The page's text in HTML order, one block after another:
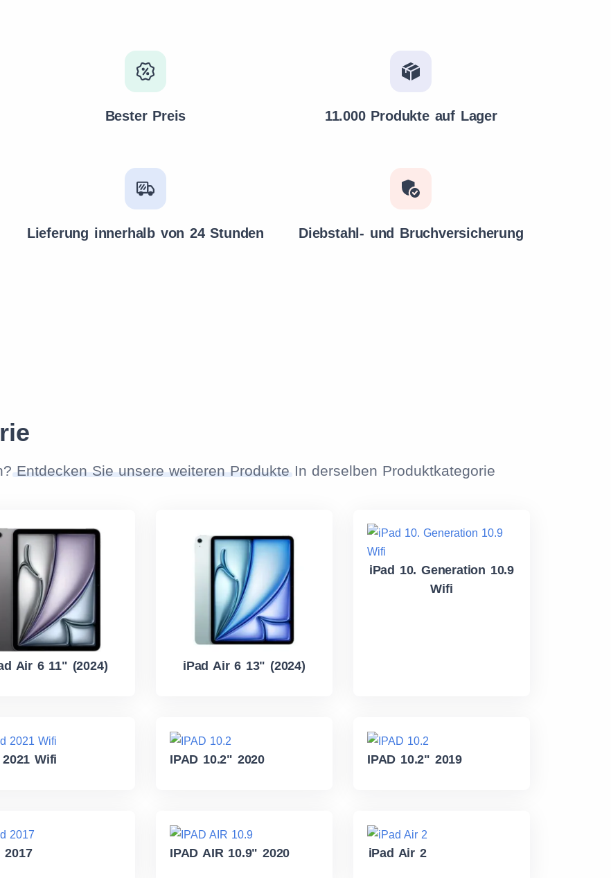
Bester Preis 11.000 Produkte auf Lager
Lieferung innerhalb von 24 Stunden Diebstahl- und Bruchversicherung
Entdecken Sie unsere weiteren ProdukteIn derselben Produktkategorie
Air 6 11" (2024) iPad Air 6 13" (2024)
iPad 10. Generation 10.9
Wifi
Wifi IPAD 10.2" 2020 IPAD 10.2" 2019
2017 IPAD AIR 10.9" 2020 iPad Air 2